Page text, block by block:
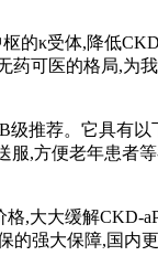
的κ受体,降低
药可医的格局,为
推荐。它具有以
服,方便老年患者
,大大缓解CKD-
的强大保障,国内